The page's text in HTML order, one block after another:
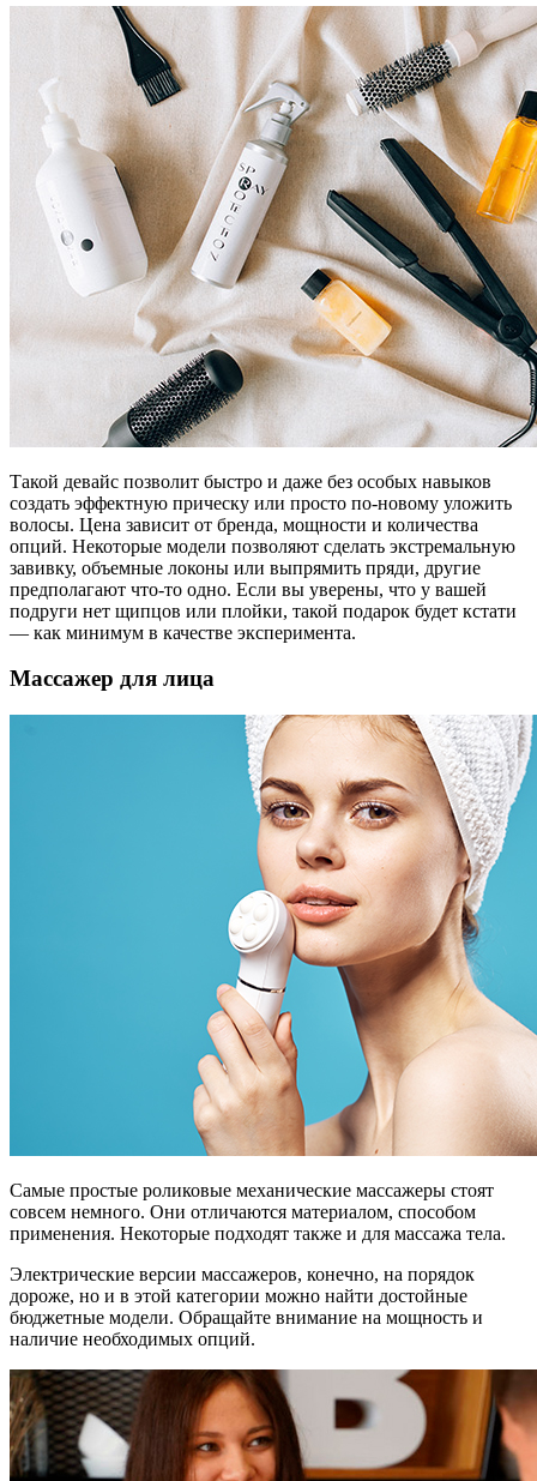
Такой девайс позволит быстро и даже без особых навыков
создать эффектную прическу или просто по-новому уложить
волосы. Цена зависит от бренда, мощности и количества
опций. Некоторые модели позволяют сделать экстремальную
завивку, объемные локоны или выпрямить пряди, другие
предполагают что-то одно. Если вы уверены, что у вашей
подруги нет щипцов или плойки, такой подарок будет кстати
— как минимум в качестве эксперимента.
Массажер для лица
Самые простые роликовые механические массажеры стоят
совсем немного. Они отличаются материалом, способом
применения. Некоторые подходят также и для массажа тела.
Электрические версии массажеров, конечно, на порядок
дороже, но и в этой категории можно найти достойные
бюджетные модели. Обращайте внимание на мощность и
наличие необходимых опций.